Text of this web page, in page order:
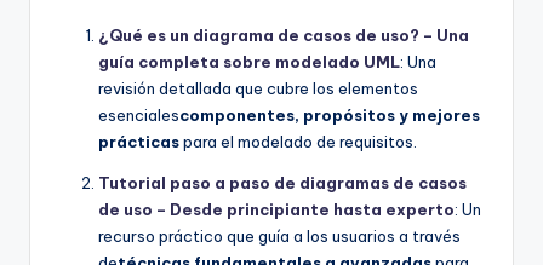
¿Qué es un diagrama de casos de uso? – Una
guía completa sobre modelado UML: Una
revisión detallada que cubre los elementos
esencialescomponentes, propósitos y mejores
prácticaspara el modelado de requisitos.
Tutorial paso a paso de diagramas de casos
de uso – Desde principiante hasta experto: Un
recurso práctico que guía a los usuarios a través